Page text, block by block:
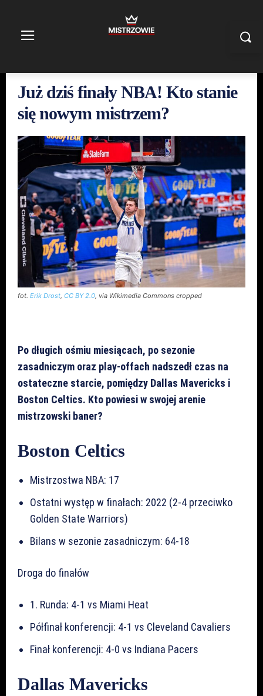
Już dziś finały NBA! Kto stanie
się nowym mistrzem?
fot. Erik Drost, CC BY 2.0, via Wikimedia Commons cropped
Po długich ośmiu miesiącach, po sezonie
zasadniczym oraz play-offach nadszedł czas na
ostateczne starcie, pomiędzy Dallas Mavericks i
Boston Celtics. Kto powiesi w swojej arenie
mistrzowski baner?
Boston Celtics
Mistrzostwa NBA: 17
Ostatni występ w finałach: 2022 (2-4 przeciwko
Golden State Warriors)
Bilans w sezonie zasadniczym: 64-18
Droga do finałów
1. Runda: 4-1 vs Miami Heat
Półfinał konferencji: 4-1 vs Cleveland Cavaliers
Finał konferencji: 4-0 vs Indiana Pacers
Dallas Mavericks